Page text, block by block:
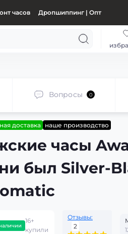
часов Дропшиппинг | Опт
Вопросы 0
доставка наше производство
часы
был Silver-
16+
купили
Отзывы:
2